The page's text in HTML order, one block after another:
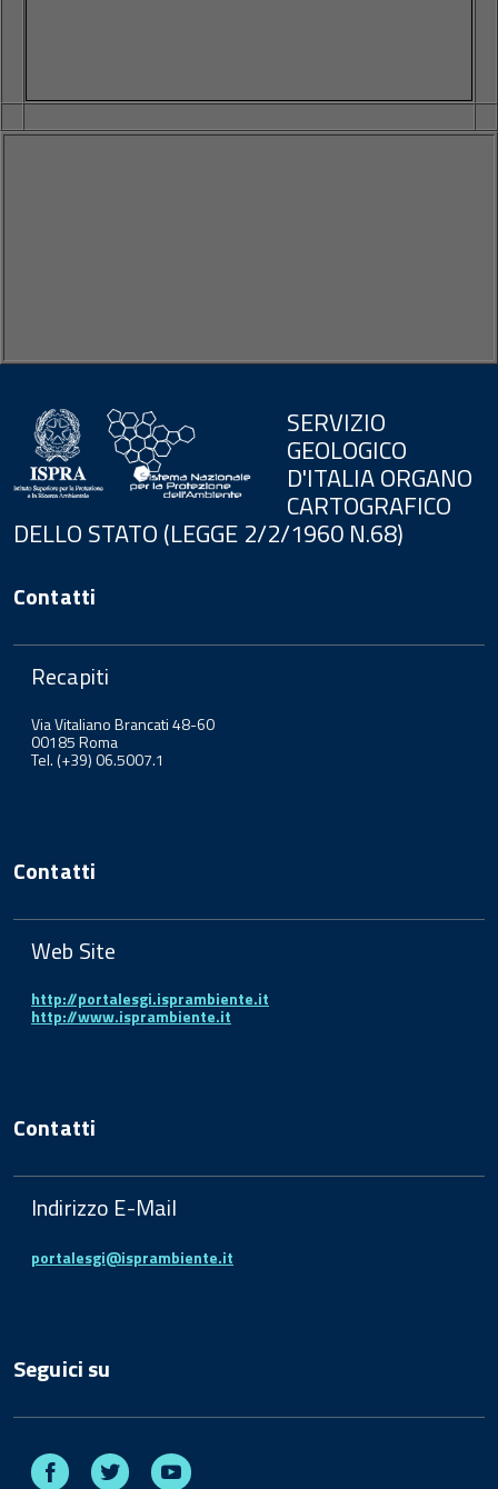
SERVIZIO
GEOLOGICO
D'ITALIA ORGANO
CARTOGRAFICO
DELLO STATO (LEGGE 2/2/1960 N.68)
Contatti
Recapiti
Via Vitaliano Brancati 48-60
00185 Roma
Tel. (+39) 06.5007.1
Contatti
Web Site
http://portalesgi.isprambiente.it
http://www.isprambiente.it
Contatti
Indirizzo E-Mail
portalesgi@isprambiente.it
Seguici su
Facebook Twitter